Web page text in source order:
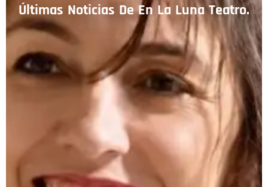
Últimas Noticias De En La Luna Teatro.